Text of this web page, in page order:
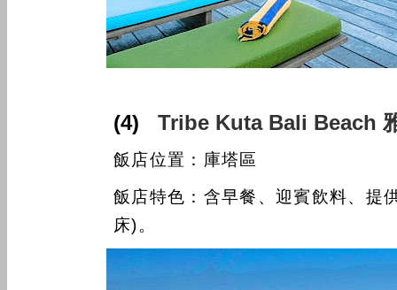
(4) Tribe Kuta Bali Beach
飯店位置：庫塔區
飯店特色：含早餐、迎賓飲料、提
床)。